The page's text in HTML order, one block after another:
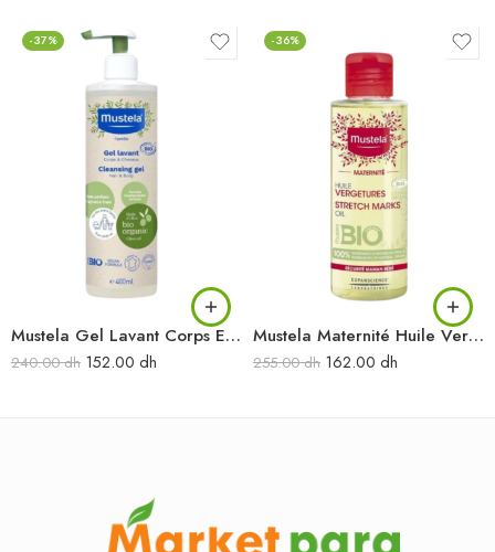
-37%
Mustela Gel Lavant Corps Et Cheveux 400ML
240.00dh 152.00 dh
-36%
Mustela Maternité Huile Vergetures 105ML
255.00dh 162.00 dh